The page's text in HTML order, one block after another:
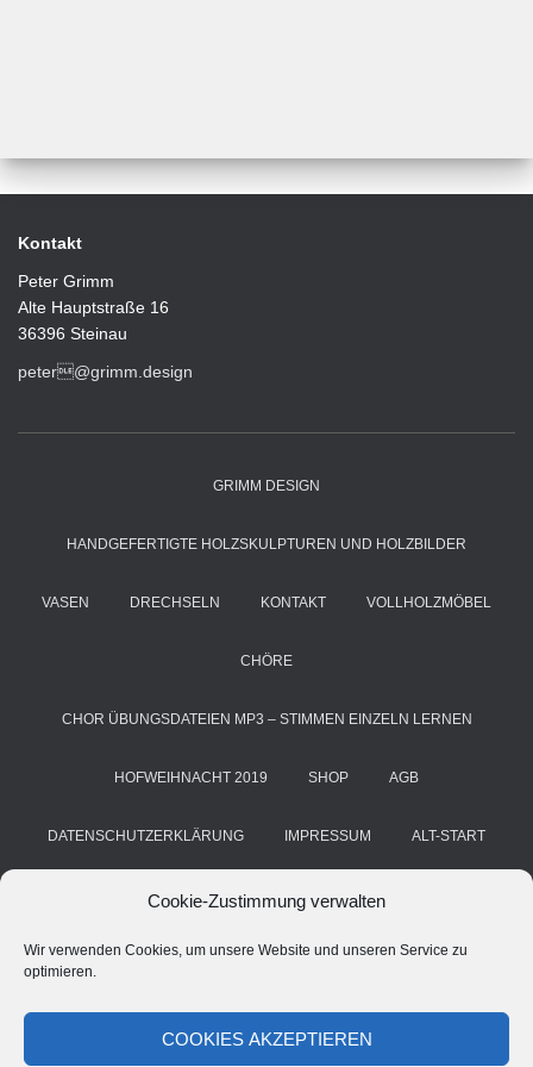
Cookie-Zustimmung verwalten
Wir verwenden Cookies, um unsere Website und unseren Service zu
optimieren.
COOKIES AKZEPTIEREN
Kontakt
Peter Grimm
Alte Hauptstraße 16
36396 Steinau
peter@grimm.design
GRIMM DESIGN
HANDGEFERTIGTE HOLZSKULPTUREN UND HOLZBILDER
VASEN DRECHSELN KONTAKT VOLLHOLZMÖBEL
CHÖRE
CHOR ÜBUNGSDATEIEN MP3 – STIMMEN EINZELN LERNEN
HOFWEIHNACHT 2019 SHOP AGB
DATENSCHUTZERKLÄRUNG IMPRESSUM ALT-START
COOKIE-RICHTLINIE (EU) KUNST & HANDWERK
HANS GRIMM DEINE STIMME. DEIN CHOR. DEIN ERFOLG
CHORSTIMME ÜBEN – A CAPPELLA ÜBE-MP3 FÜR CHÖRE